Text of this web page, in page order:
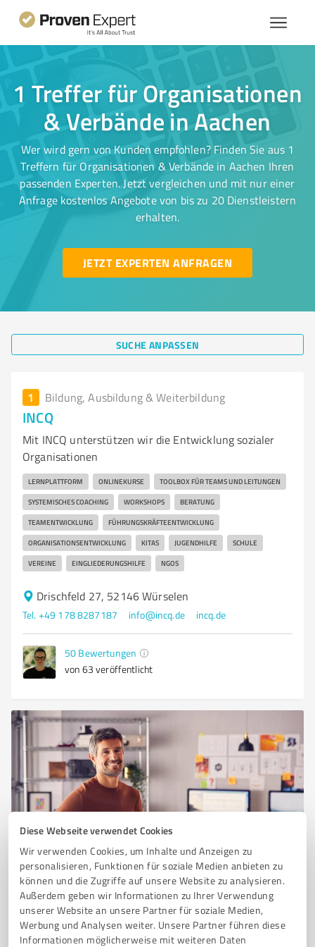
Diese Webseite verwendet Cookies
Wir verwenden Cookies, um Inhalte und Anzeigen zu
personalisieren, Funktionen für soziale Medien anbieten zu
können und die Zugriffe auf unsere Website zu analysieren.
Außerdem geben wir Informationen zu Ihrer Verwendung
unserer Website an unsere Partner für soziale Medien,
Werbung und Analysen weiter. Unsere Partner führen diese
Informationen möglicherweise mit weiteren Daten
1 Treffer für Organisationen
& Verbände in Aachen
Wer wird gern von Kunden empfohlen? Finden Sie aus 1
Treffern für Organisationen & Verbände in Aachen Ihren
passenden Experten. Jetzt vergleichen und mit nur einer
Anfrage kostenlos Angebote von bis zu 20 Dienstleistern
erhalten.
JETZT EXPERTEN ANFRAGEN
SUCHE ANPASSEN
1 Bildung, Ausbildung & Weiterbildung
INCQ
Mit INCQ unterstützen wir die Entwicklung sozialer
Organisationen
LERNPLATTFORM ONLINEKURSE TOOLBOX FÜR TEAMS UND LEITUNGEN
SYSTEMISCHES COACHING WORKSHOPS BERATUNG
TEAMENTWICKLUNG FÜHRUNGSKRÄFTEENTWICKLUNG
ORGANISATIONSENTWICKLUNG KITAS JUGENDHILFE SCHULE
VEREINE EINGLIEDERUNGSHILFE NGOS
Drischfeld 27, 52146 Würselen
Tel. +49 178 8287187 info@incq.de incq.de
50 Bewertungen
von 63 veröffentlicht
Sie möchten auch hier gelistet werden?
Registrieren Sie sich jetzt und werden Sie ein von
Kunden empfohlener ProvenExpert!